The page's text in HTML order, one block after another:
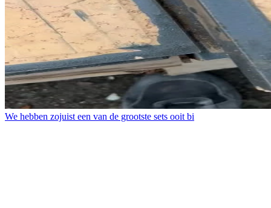
We hebben zojuist een van de grootste sets ooit bi